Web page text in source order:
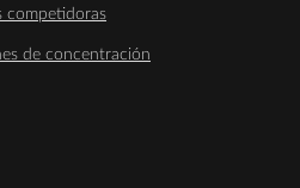
competidoras
de concentración